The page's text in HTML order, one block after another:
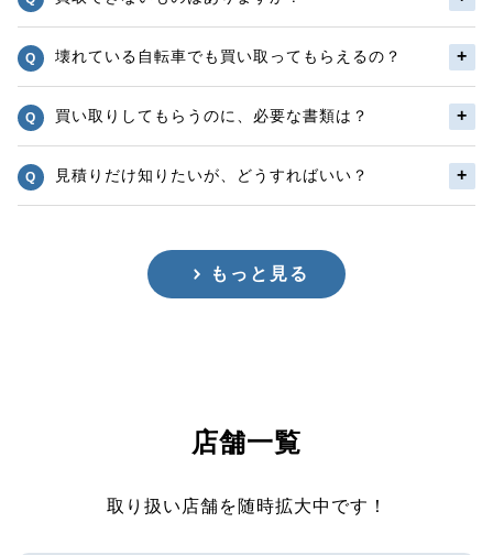
壊れている自転車でも買い取ってもらえるの？
買い取りしてもらうのに、必要な書類は？
見積りだけ知りたいが、どうすればいい？
もっと見る
店舗一覧
取り扱い店舗を随時拡大中です！